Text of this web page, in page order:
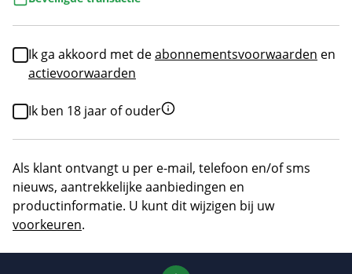
Ik ga akkoord met deabonnementsvoorwaarden en
actievoorwaarden
Ik ben 18 jaar of ouder
Als klant ontvangt u per e-mail, telefoon en/of sms
nieuws, aantrekkelijke aanbiedingen en
productinformatie. U kunt dit wijzigen bij uw
voorkeuren.